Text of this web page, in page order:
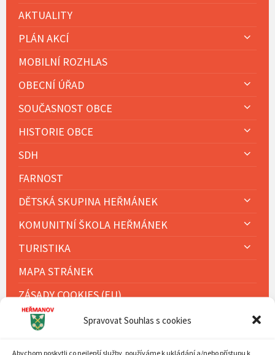
Spravovat Souhlas s cookies
Abychom poskytli co nejlepší služby, používáme k ukládání a/nebo přístupu k
AKTUALITY
PLÁN AKCÍ
MOBILNÍ ROZHLAS
OBECNÍ ÚŘAD
SOUČASNOST OBCE
HISTORIE OBCE
SDH
FARNOST
DĚTSKÁ SKUPINA HEŘMÁNEK
KOMUNITNÍ ŠKOLA HEŘMÁNEK
TURISTIKA
MAPA STRÁNEK
ZÁSADY COOKIES (EU)